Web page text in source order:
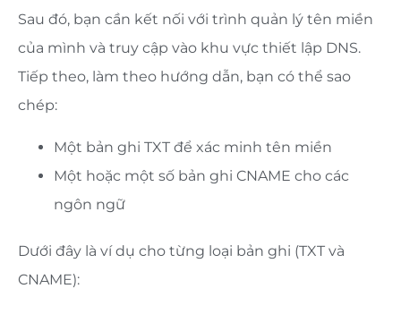
Sau đó, bạn cần kết nối với trình quản lý tên miền
của mình và truy cập vào khu vực thiết lập DNS.
Tiếp theo, làm theo hướng dẫn, bạn có thể sao
chép:
Một bản ghi TXT để xác minh tên miền
Một hoặc một số bản ghi CNAME cho các
ngôn ngữ
Dưới đây là ví dụ cho từng loại bản ghi (TXT và
CNAME):